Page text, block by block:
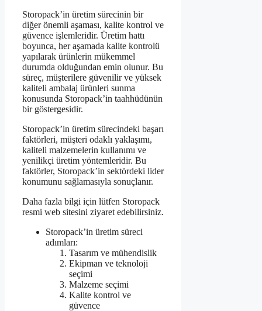
Storopack’in üretim sürecinin bir
diğer önemli aşaması, kalite kontrol ve
güvence işlemleridir. Üretim hattı
boyunca, her aşamada kalite kontrolü
yapılarak ürünlerin mükemmel
durumda olduğundan emin olunur. Bu
süreç, müşterilere güvenilir ve yüksek
kaliteli ambalaj ürünleri sunma
konusunda Storopack’in taahhüdünün
bir göstergesidir.
Storopack’in üretim sürecindeki başarı
faktörleri, müşteri odaklı yaklaşımı,
kaliteli malzemelerin kullanımı ve
yenilikçi üretim yöntemleridir. Bu
faktörler, Storopack’in sektördeki lider
konumunu sağlamasıyla sonuçlanır.
Daha fazla bilgi için lütfen Storopack
resmi web sitesini ziyaret edebilirsiniz.
Storopack’in üretim süreci
adımları:
Tasarım ve mühendislik
Ekipman ve teknoloji
seçimi
Malzeme seçimi
Kalite kontrol ve
güvence